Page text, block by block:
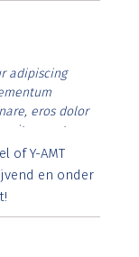
adipiscing
eros dolor
vitae erat.
lorem
posuere.
of Y-AMT
en onder